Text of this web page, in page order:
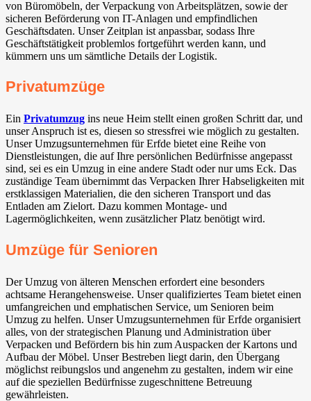
von Büromöbeln, der Verpackung von Arbeitsplätzen, sowie der
sicheren Beförderung von IT-Anlagen und empfindlichen
Geschäftsdaten. Unser Zeitplan ist anpassbar, sodass Ihre
Geschäftstätigkeit problemlos fortgeführt werden kann, und
kümmern uns um sämtliche Details der Logistik.
Privatumzüge
Ein Privatumzug ins neue Heim stellt einen großen Schritt dar, und
unser Anspruch ist es, diesen so stressfrei wie möglich zu gestalten.
Unser Umzugsunternehmen für Erfde bietet eine Reihe von
Dienstleistungen, die auf Ihre persönlichen Bedürfnisse angepasst
sind, sei es ein Umzug in eine andere Stadt oder nur ums Eck. Das
zuständige Team übernimmt das Verpacken Ihrer Habseligkeiten mit
erstklassigen Materialien, die den sicheren Transport und das
Entladen am Zielort. Dazu kommen Montage- und
Lagermöglichkeiten, wenn zusätzlicher Platz benötigt wird.
Umzüge für Senioren
Der Umzug von älteren Menschen erfordert eine besonders
achtsame Herangehensweise. Unser qualifiziertes Team bietet einen
umfangreichen und emphatischen Service, um Senioren beim
Umzug zu helfen. Unser Umzugsunternehmen für Erfde organisiert
alles, von der strategischen Planung und Administration über
Verpacken und Befördern bis hin zum Auspacken der Kartons und
Aufbau der Möbel. Unser Bestreben liegt darin, den Übergang
möglichst reibungslos und angenehm zu gestalten, indem wir eine
auf die speziellen Bedürfnisse zugeschnittene Betreuung
gewährleisten.